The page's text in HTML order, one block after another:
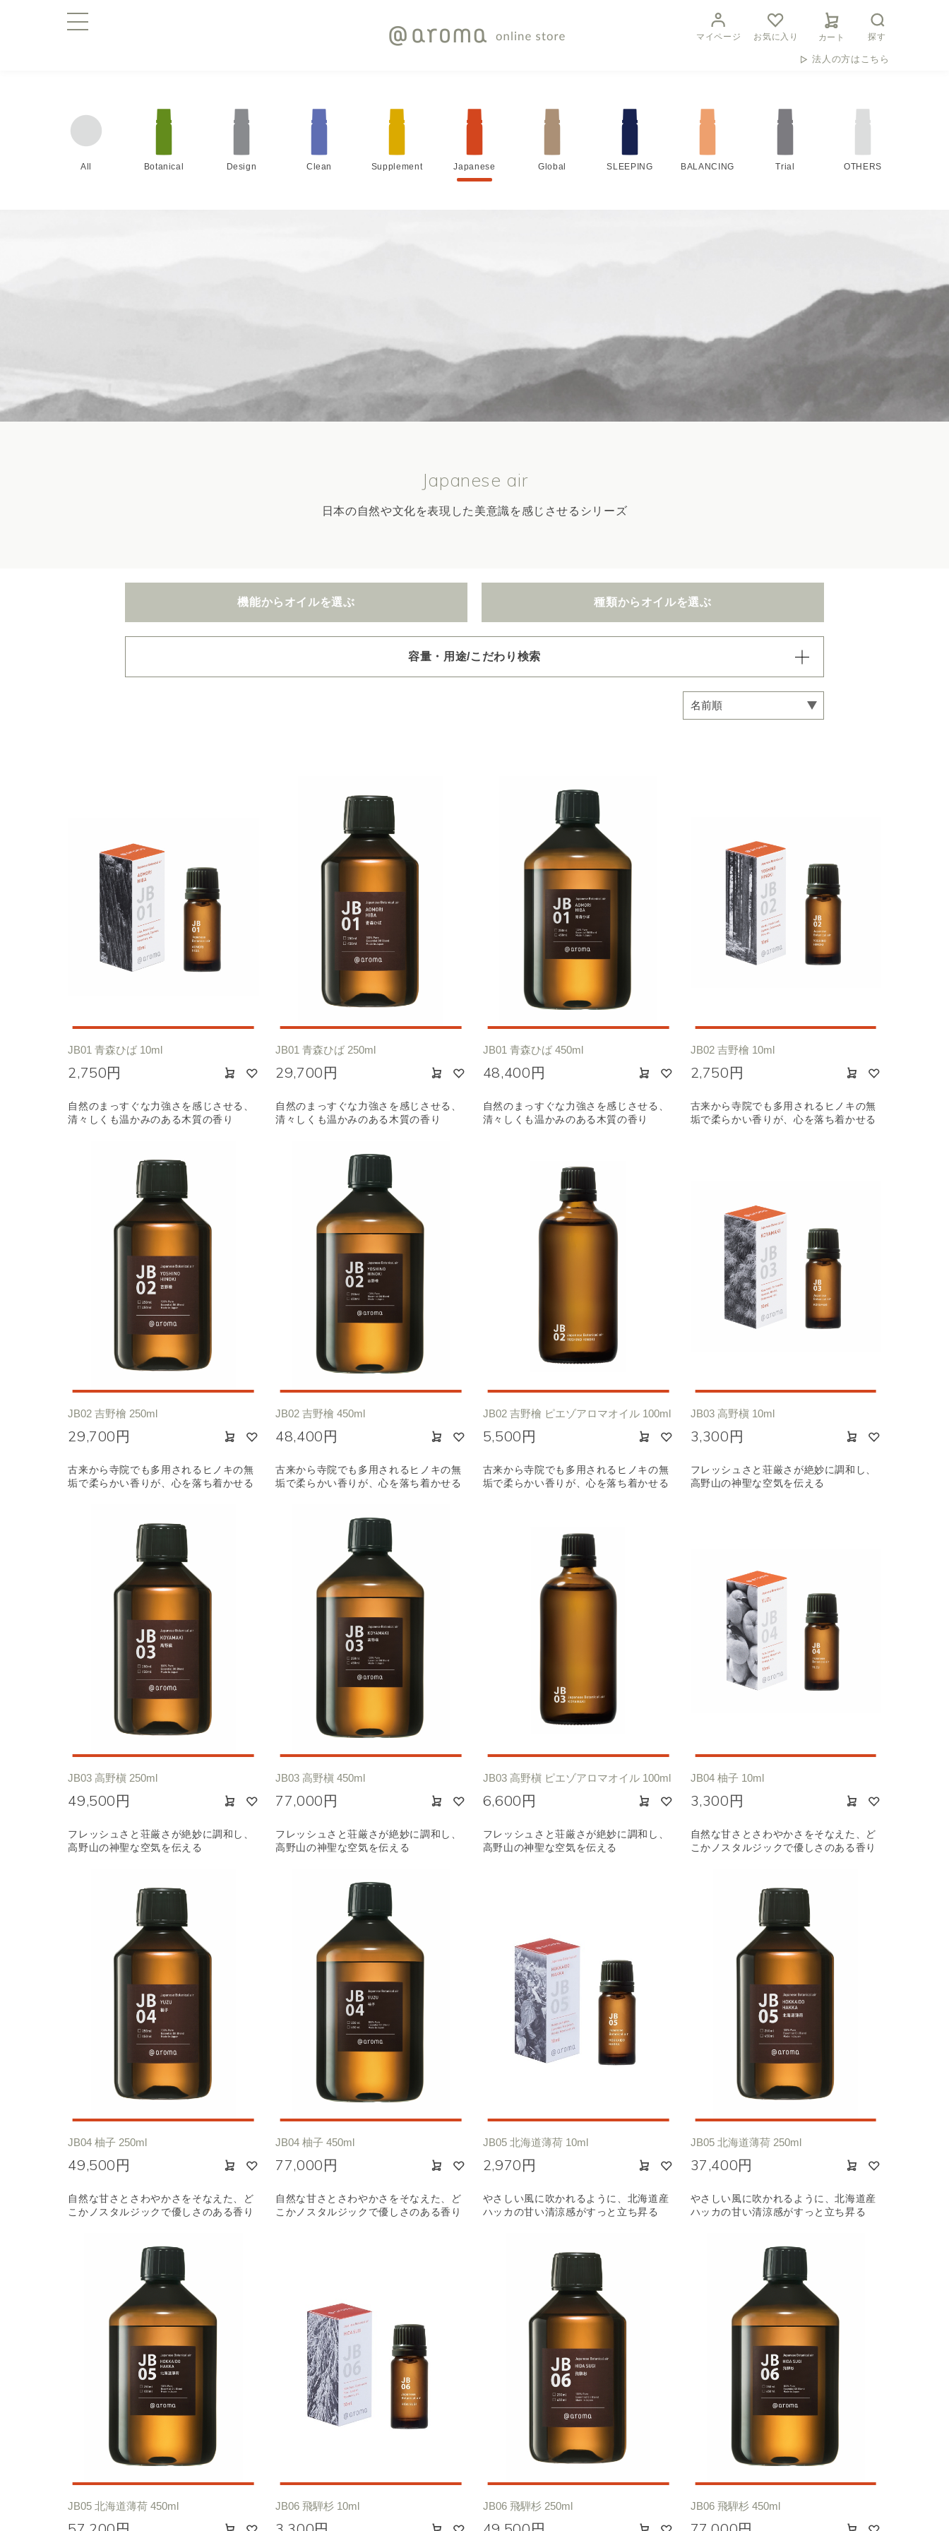
マイページ お気に入り カート 探す
法人の方はこちら
All Botanical Design Clean Supplement Japanese Global SLEEPING BALANCING Trial OTHERS
Japanese air
日本の自然や文化を表現した美意識を感じさせるシリーズ
機能からオイルを選ぶ 種類からオイルを選ぶ
容量・用途/こだわり検索
用途・機能・種類 の項目ごとに選択肢からひとつずつ選択できます。選択するたびに絞り込まれていき、項目内での
ブランチ・スティック専用オイル
※一つお選びください
リフレッシュ 空気清浄･消臭 眠り ビューティ
おもてなし
種類で絞り込む ※一つお選びください
シトラス ハーバル ウッド
エキゾチック 和
JB01 青森ひば 10ml
2,750円
自然のまっすぐな力強さを感じさせる、
清々しくも温かみのある木質の香り
JB01 青森ひば 250ml
29,700円
自然のまっすぐな力強さを感じさせる、
清々しくも温かみのある木質の香り
JB01 青森ひば 450ml
48,400円
自然のまっすぐな力強さを感じさせる、
清々しくも温かみのある木質の香り
JB02 吉野檜 10ml
2,750円
古来から寺院でも多用されるヒノキの無
垢で柔らかい香りが、心を落ち着かせる
JB02 吉野檜 250ml
29,700円
古来から寺院でも多用されるヒノキの無
垢で柔らかい香りが、心を落ち着かせる
JB02 吉野檜 450ml
48,400円
古来から寺院でも多用されるヒノキの無
垢で柔らかい香りが、心を落ち着かせる
JB02 吉野檜 ピエゾアロマオイル 100ml
5,500円
古来から寺院でも多用されるヒノキの無
垢で柔らかい香りが、心を落ち着かせる
JB03 高野槇 10ml
3,300円
フレッシュさと荘厳さが絶妙に調和し、
高野山の神聖な空気を伝える
JB03 高野槇 250ml
49,500円
フレッシュさと荘厳さが絶妙に調和し、
高野山の神聖な空気を伝える
JB03 高野槇 450ml
77,000円
フレッシュさと荘厳さが絶妙に調和し、
高野山の神聖な空気を伝える
JB03 高野槇 ピエゾアロマオイル 100ml
6,600円
フレッシュさと荘厳さが絶妙に調和し、
高野山の神聖な空気を伝える
JB04 柚子 10ml
3,300円
自然な甘さとさわやかさをそなえた、ど
こかノスタルジックで優しさのある香り
JB04 柚子 250ml
49,500円
自然な甘さとさわやかさをそなえた、ど
こかノスタルジックで優しさのある香り
JB04 柚子 450ml
77,000円
自然な甘さとさわやかさをそなえた、ど
こかノスタルジックで優しさのある香り
JB05 北海道薄荷 10ml
2,970円
やさしい風に吹かれるように、北海道産
ハッカの甘い清涼感がすっと立ち昇る
JB05 北海道薄荷 250ml
37,400円
やさしい風に吹かれるように、北海道産
ハッカの甘い清涼感がすっと立ち昇る
JB05 北海道薄荷 450ml JB06 飛騨杉 10ml JB06 飛騨杉 250ml JB06 飛騨杉 450ml